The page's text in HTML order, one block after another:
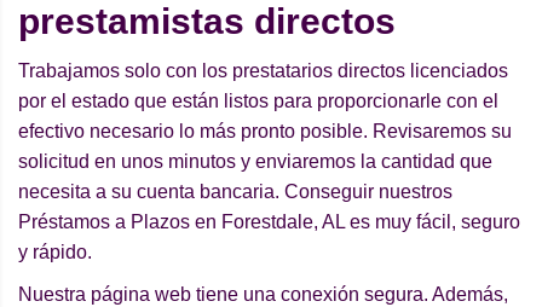
prestamistas directos
Trabajamos solo con los prestatarios directos licenciados
por el estado que están listos para proporcionarle con el
efectivo necesario lo más pronto posible. Revisaremos su
solicitud en unos minutos y enviaremos la cantidad que
necesita a su cuenta bancaria. Conseguir nuestros
Préstamos a Plazos en Forestdale, AL es muy fácil, seguro
y rápido.
Nuestra página web tiene una conexión segura. Además,